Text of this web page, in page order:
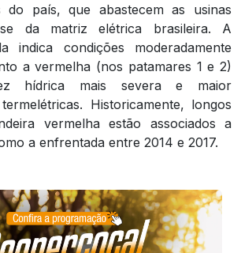
do país, que abastecem as usinas
da matriz elétrica brasileira. A
indica condições moderadamente
a vermelha (nos patamares 1 e 2)
hídrica mais severa e maior
Historicamente, longos
vermelha estão associados a
a enfrentada entre 2014 e 2017.